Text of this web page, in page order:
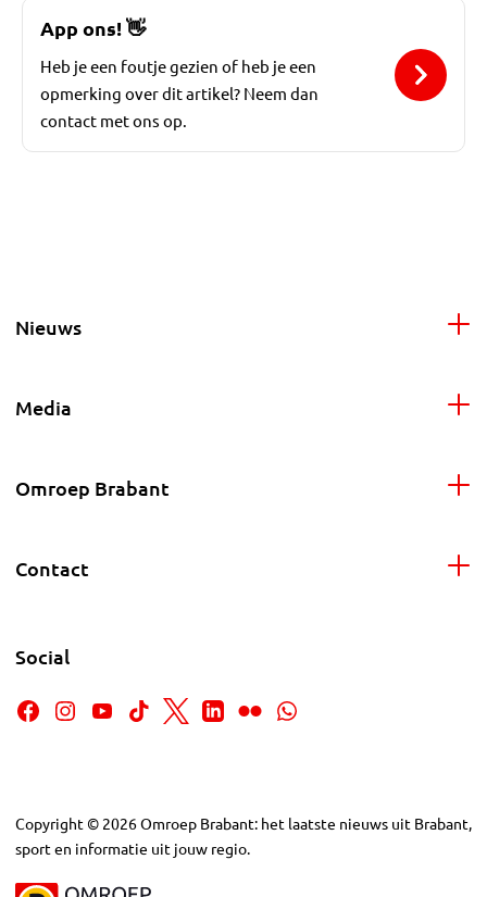
App ons!👋
Heb je een foutje gezien of heb je een
opmerking over dit artikel? Neem dan
contact met ons op.
Nieuws
Media
Omroep Brabant
Contact
Social
Copyright © 2026Omroep Brabant: het laatste nieuws uit Brabant,
sport en informatie uit jouw regio.